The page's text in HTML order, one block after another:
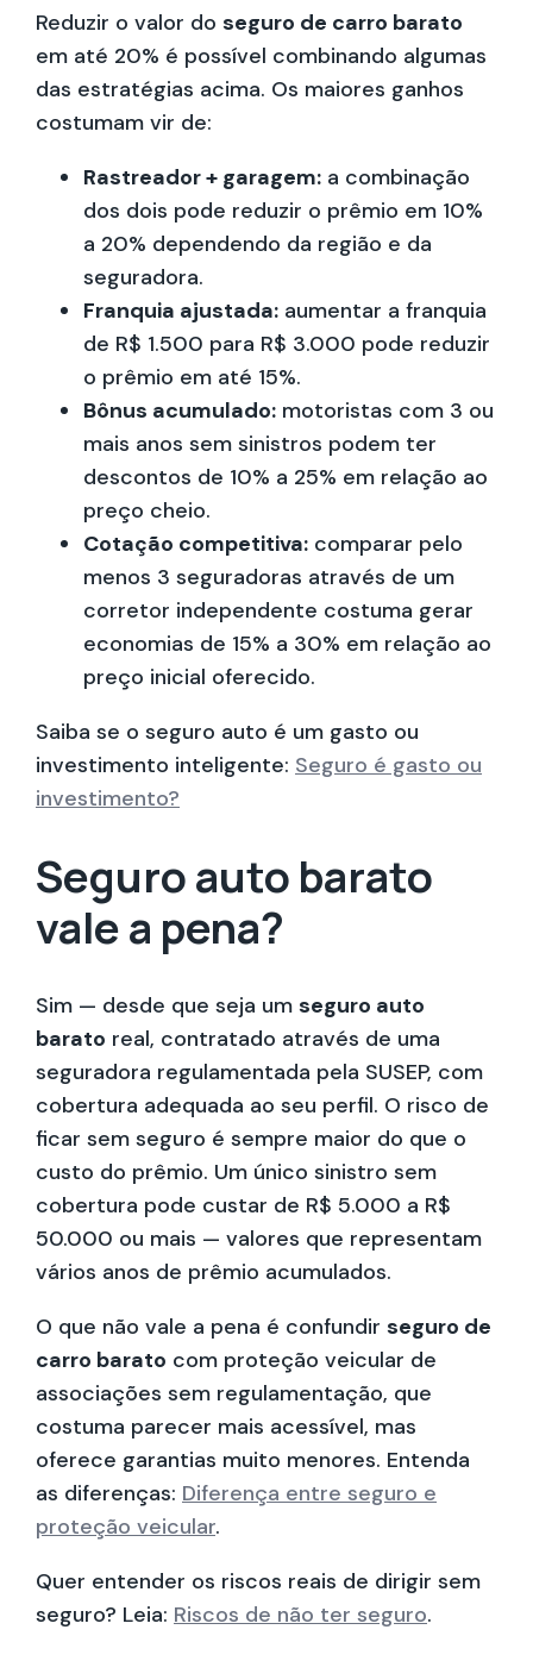
Reduzir o valor do seguro de carro barato
em até 20% é possível combinando algumas
das estratégias acima. Os maiores ganhos
costumam vir de:
Rastreador + garagem: a combinação
dos dois pode reduzir o prêmio em 10%
a 20% dependendo da região e da
seguradora.
Franquia ajustada: aumentar a franquia
de R$ 1.500 para R$ 3.000 pode reduzir
o prêmio em até 15%.
Bônus acumulado: motoristas com 3 ou
mais anos sem sinistros podem ter
descontos de 10% a 25% em relação ao
preço cheio.
Cotação competitiva: comparar pelo
menos 3 seguradoras através de um
corretor independente costuma gerar
economias de 15% a 30% em relação ao
preço inicial oferecido.
Saiba se o seguro auto é um gasto ou
investimento inteligente: Seguro é gasto ou
investimento?
Seguro auto barato
vale a pena?
Sim — desde que seja um seguro auto
barato real, contratado através de uma
seguradora regulamentada pela SUSEP, com
cobertura adequada ao seu perfil. O risco de
ficar sem seguro é sempre maior do que o
custo do prêmio. Um único sinistro sem
cobertura pode custar de R$ 5.000 a R$
50.000 ou mais — valores que representam
vários anos de prêmio acumulados.
O que não vale a pena é confundir seguro de
carro barato com proteção veicular de
associações sem regulamentação, que
costuma parecer mais acessível, mas
oferece garantias muito menores. Entenda
as diferenças: Diferença entre seguro e
proteção veicular.
Quer entender os riscos reais de dirigir sem
seguro? Leia: Riscos de não ter seguro.